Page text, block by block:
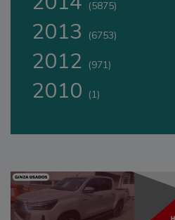
(5875)
2013 (6753)
2012 (971)
2010 (1)